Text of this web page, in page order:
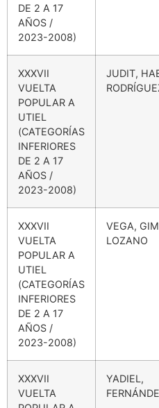
DE 2 A 17
AÑOS /
2023-2008)
XXXVII
VUELTA
POPULAR A
UTIEL
(CATEGORÍAS
INFERIORES
DE 2 A 17
AÑOS /
2023-2008)
JUDIT,
XXXVII
VUELTA
POPULAR A
UTIEL
(CATEGORÍAS
INFERIORES
DE 2 A 17
AÑOS /
2023-2008)
VEGA,
LOZANO
XXXVII
VUELTA
YADIEL,